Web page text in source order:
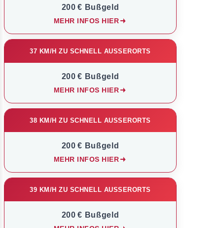
200 € Bußgeld
MEHR INFOS HIER
37 KM/H ZU SCHNELL AUSSERORTS
200 € Bußgeld
MEHR INFOS HIER
38 KM/H ZU SCHNELL AUSSERORTS
200 € Bußgeld
MEHR INFOS HIER
39 KM/H ZU SCHNELL AUSSERORTS
200 € Bußgeld